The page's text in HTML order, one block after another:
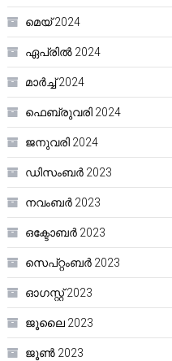
മെയ്‌ 2024
ഏപ്രിൽ 2024
മാർച്ച്‌ 2024
ഫെബ്രുവരി 2024
ജനുവരി 2024
ഡിസംബർ 2023
നവംബർ 2023
ഒക്ടോബർ 2023
സെപ്റ്റംബർ 2023
ഓഗസ്റ്റ്‌ 2023
ജൂലൈ 2023
ജൂൺ 2023